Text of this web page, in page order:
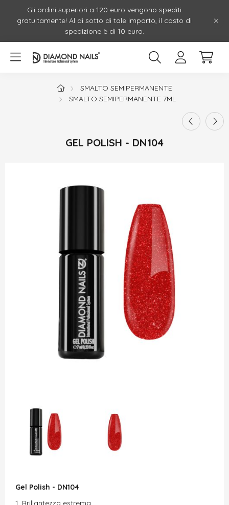
Gli ordini superiori a 120 euro vengono spediti
gratuitamente! Al di sotto di tale importo, il costo di
spedizione è di 10 euro.
SMALTO SEMIPERMANENTE
SMALTO SEMIPERMANENTE 7ML
GEL POLISH - DN104
Gel Polish - DN104
Brillantezza estrema